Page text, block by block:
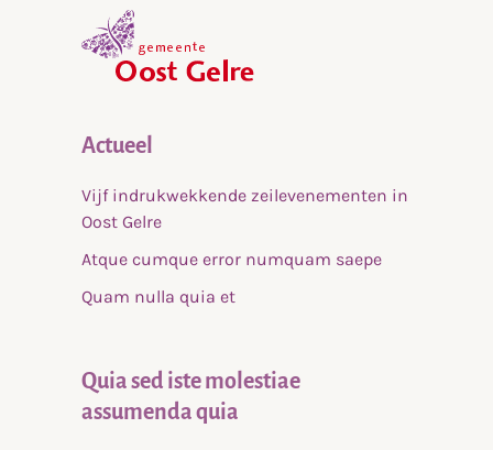
Actueel
Vijf indrukwekkende zeilevenementen in
Oost Gelre
Atque cumque error numquam saepe
Quam nulla quia et
Quia sed iste molestiae
assumenda quia